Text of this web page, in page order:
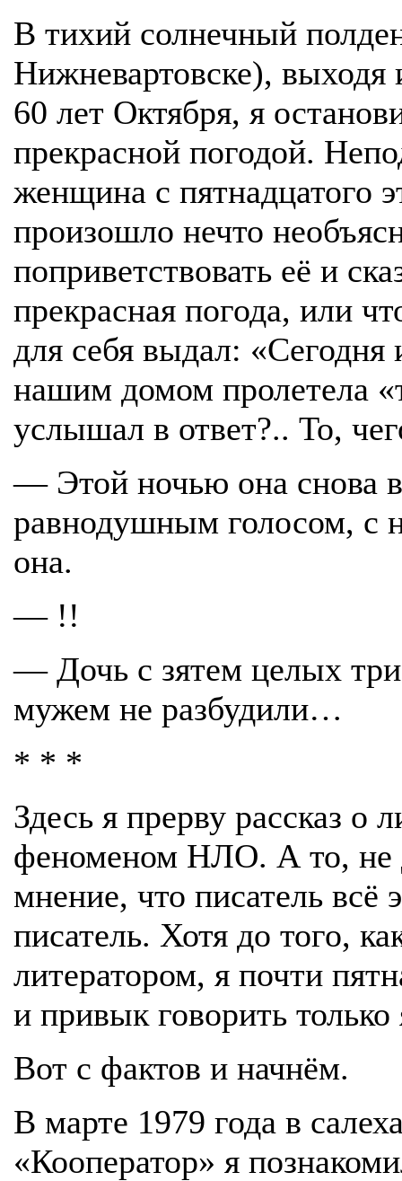
В тихий солнечный
Нижневартовске),
60 лет Октября, я
прекрасной погодой.
женщина с пятнадцатого
произошло нечто
поприветствовать её и
прекрасная погода, или
для себя выдал: «Сегодня
нашим домом пролетела
услышал в ответ?.. То,
— Этой ночью она снова
равнодушным голосом, с
она.
— !!
— Дочь с зятем целых
мужем не разбудили…
* * *
Здесь я прерву рассказ о
феноменом НЛО. А то, не
мнение, что писатель
писатель. Хотя до того,
литератором, я почти
и привык говорить
Вот с фактов и начнём.
В марте 1979 года в
«Кооператор» я